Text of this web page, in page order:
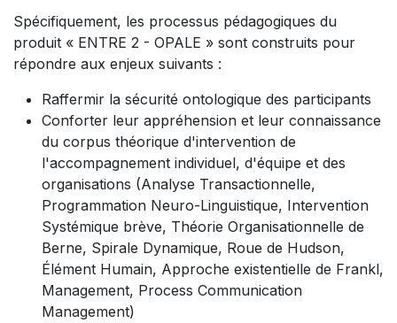
Spécifiquement, les processus pédagogiques du
produit « ENTRE 2 - OPALE » sont construits pour
répondre aux enjeux suivants :
Raffermir la sécurité ontologique des participants
Conforter leur appréhension et leur connaissance
du corpus théorique d'intervention de
l'accompagnement individuel, d'équipe et des
organisations (Analyse Transactionnelle,
Programmation Neuro-Linguistique, Intervention
Systémique brève, Théorie Organisationnelle de
Berne, Spirale Dynamique, Roue de Hudson,
Élément Humain, Approche existentielle de Frankl,
Management, Process Communication
Management)